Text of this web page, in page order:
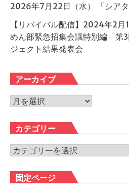
2026年7月22日（水） 「シア
【リバイバル配信】2024年2
めん部緊急招集会議特別編 第3
ジェクト結果発表会
アーカイブ
ア
カ
イ
ブ
カテゴリー
カ
ゴ
リ
固定ページ